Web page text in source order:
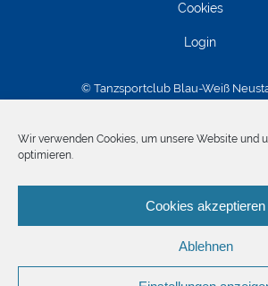
Wir verwenden Cookies, um unsere Website und
optimieren.
Cookies akzeptieren
Ablehnen
Cookies
Login
© Tanzsportclub Blau-Weiß